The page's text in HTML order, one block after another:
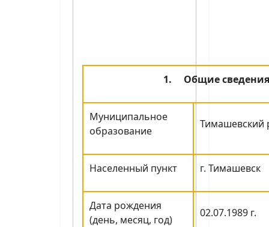
1. Общие сведения
Муниципальное
образование
Тимашевский
Населенный пункт г. Тимашевск
Дата рождения
(день, месяц, год)
02.07.1989 г.